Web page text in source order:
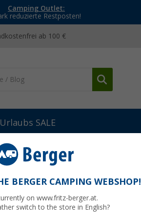
Camping Outlet:
reduzierte Restposten!
ab 100 €
Urlaubs SALE
Peggy Peg Fix&Go Ankerplatte 2.0
BERGER CAMPING WEBSHOP!
on www.fritz-berger.at.
switch to the store in English?